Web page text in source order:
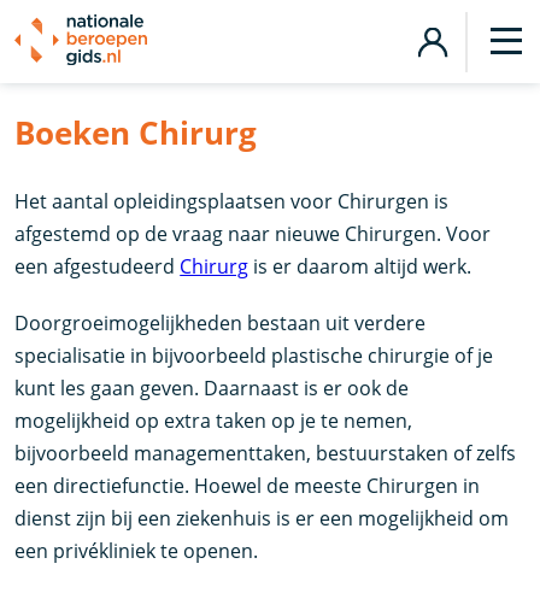
Boeken Chirurg
Het aantal opleidingsplaatsen voor Chirurgen is
afgestemd op de vraag naar nieuwe Chirurgen. Voor
een afgestudeerd Chirurg is er daarom altijd werk.
Doorgroeimogelijkheden bestaan uit verdere
specialisatie in bijvoorbeeld plastische chirurgie of je
kunt les gaan geven. Daarnaast is er ook de
mogelijkheid op extra taken op je te nemen,
bijvoorbeeld managementtaken, bestuurstaken of zelfs
een directiefunctie. Hoewel de meeste Chirurgen in
dienst zijn bij een ziekenhuis is er een mogelijkheid om
een privékliniek te openen.